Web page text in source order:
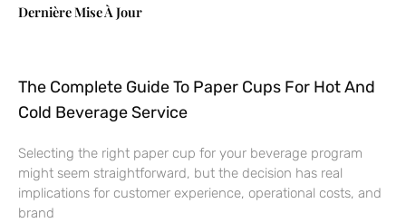
Dernière Mise À Jour
The Complete Guide To Paper Cups For Hot And
Cold Beverage Service
Selecting the right paper cup for your beverage program
might seem straightforward, but the decision has real
implications for customer experience, operational costs, and
brand